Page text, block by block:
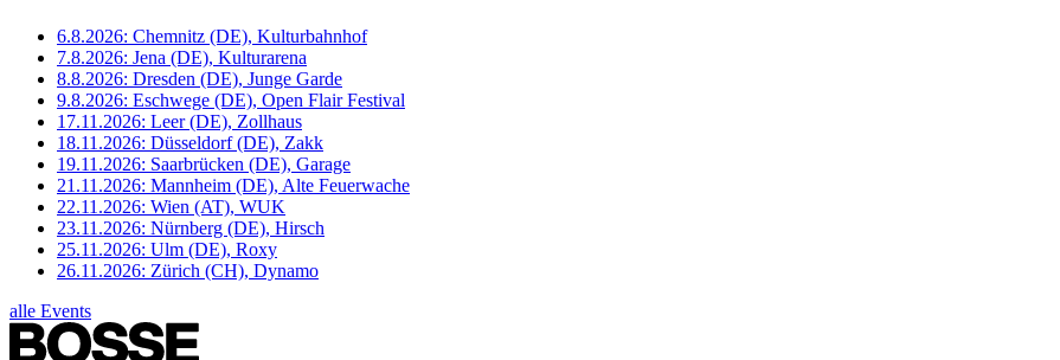
6.8.2026: Chemnitz (DE), Kulturbahnhof
7.8.2026: Jena (DE), Kulturarena
8.8.2026: Dresden (DE), Junge Garde
9.8.2026: Eschwege (DE), Open Flair Festival
17.11.2026: Leer (DE), Zollhaus
18.11.2026: Düsseldorf (DE), Zakk
19.11.2026: Saarbrücken (DE), Garage
21.11.2026: Mannheim (DE), Alte Feuerwache
22.11.2026: Wien (AT), WUK
23.11.2026: Nürnberg (DE), Hirsch
25.11.2026: Ulm (DE), Roxy
26.11.2026: Zürich (CH), Dynamo
alle Events